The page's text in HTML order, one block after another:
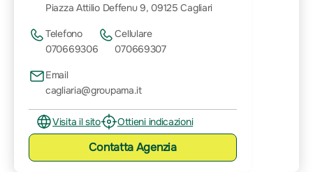
Piazza Attilio Deffenu 9, 09125 Cagliari
Telefono
070669306
Cellulare
070669307
Email
cagliaria@groupama.it
Visita il sito Ottieni indicazioni
ContattaAgenzia